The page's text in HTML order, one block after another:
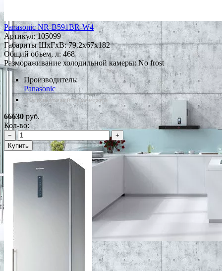
Panasonic NR-B591BR-W4
Артикул:105099
Габариты ШxГxВ: 79.2x67x182
Общий объем, л: 468
Размораживание холодильной камеры: No frost
Производитель:
Panasonic
*Наличие уточняйте у менеджера
66630руб.
Кол-во:
−
+
Купить